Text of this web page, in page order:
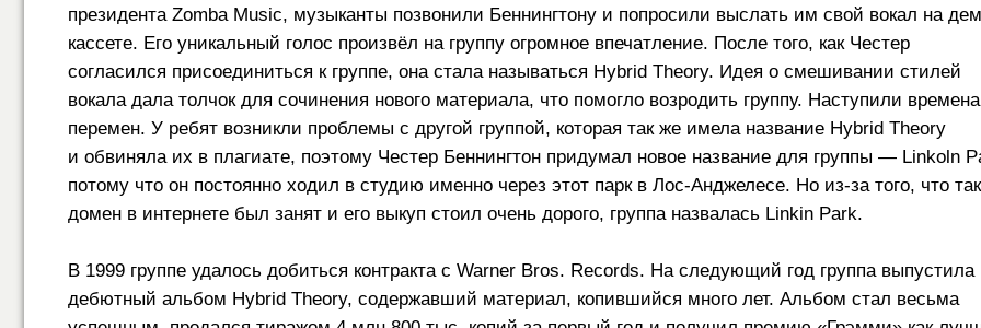
президента Zomba Music, музыканты позвонили Беннингтону и попросили выслать им свой вокал на
кассете. Его уникальный голос произвёл на группу огромное впечатление. После того, как Честер
согласился присоединиться к группе, она стала называться Hybrid Theory. Идея о смешивании стилей
вокала дала толчок для сочинения нового материала, что помогло возродить группу. Наступили времена
перемен. У ребят возникли проблемы с другой группой, которая так же имела название Hybrid Theory
и обвиняла их в плагиате, поэтому Честер Беннингтон придумал новое название для группы — Linkoln
потому что он постоянно ходил в студию именно через этот парк в Лос-Анджелесе. Но из-за того, что
домен в интернете был занят и его выкуп стоил очень дорого, группа назвалась Linkin Park.
В 1999 группе удалось добиться контракта с Warner Bros. Records. На следующий год группа выпустила
дебютный альбом Hybrid Theory, содержавший материал, копившийся много лет. Альбом стал весьма